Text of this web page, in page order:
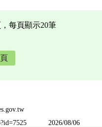
，每頁顯示20筆
2026/08/06